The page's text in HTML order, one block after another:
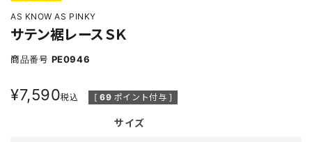
AS KNOW AS PINKY
サテン裾レースＳＫ
商品番号 PE0946
¥7,590税込 [ 69 ポイント付与 ]
サイズ